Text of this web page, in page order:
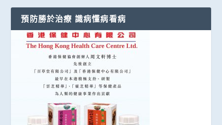
預防勝於治療 識病懂病看病